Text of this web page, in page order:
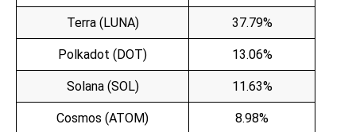
Terra (LUNA) 37.79%
Polkadot (DOT) 13.06%
Solana (SOL) 11.63%
Cosmos (ATOM) 8.98%